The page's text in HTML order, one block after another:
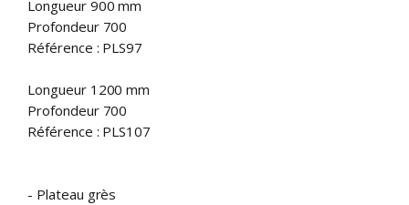
Longueur 900 mm
Profondeur 700
Référence : PLS97
Longueur 1200 mm
Profondeur 700
Référence : PLS107
- Plateau grès